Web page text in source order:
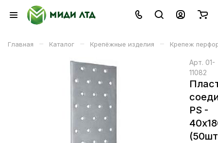
Главная – Каталог – Крепёжные изделия – Крепеж
Арт. 01-
11082
PS -